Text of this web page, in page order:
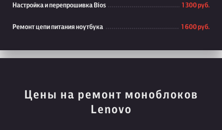
Настройка и перепрошивка Bios 1 300 руб.
Ремонт цепи питания ноутбука 1 600 руб.
Цены на ремонт моноблоков
Lenovo